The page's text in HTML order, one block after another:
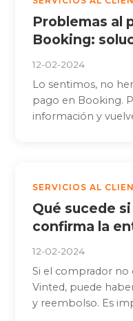
Problemas al
Booking:
12-02-2024
Lo sentimos, no
pago en Booking.
información y
SERVICIOS AL
Qué sucede
confirma la
12-02-2024
Si el comprador
Vinted, puede
y reembolso. Es